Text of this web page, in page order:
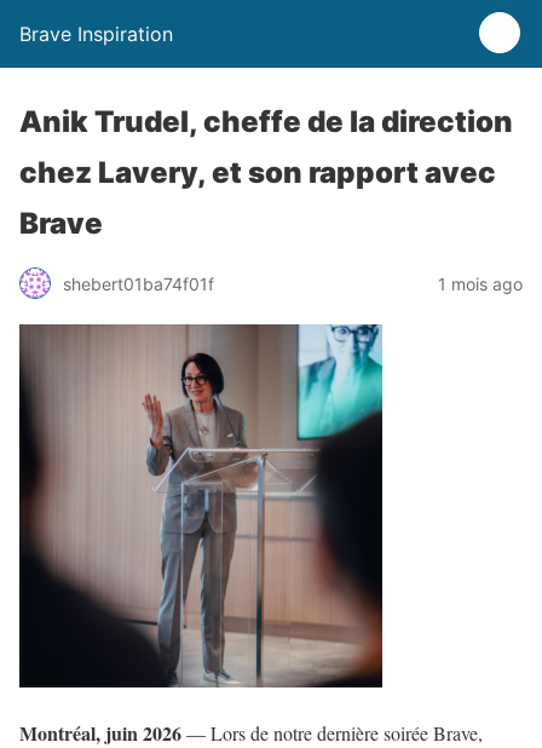
Brave Inspiration
Anik Trudel, cheffe de la direction
chez Lavery, et son rapport avec
Brave
shebert01ba74f01f 1 mois ago
Montréal, juin 2026— Lors de notre dernière soirée Brave,